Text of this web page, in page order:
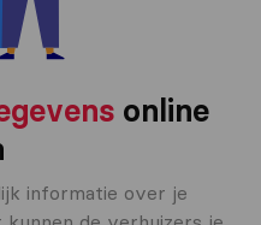
online
informatie over je